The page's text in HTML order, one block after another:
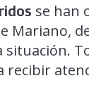
se han
Mariano,
recibir